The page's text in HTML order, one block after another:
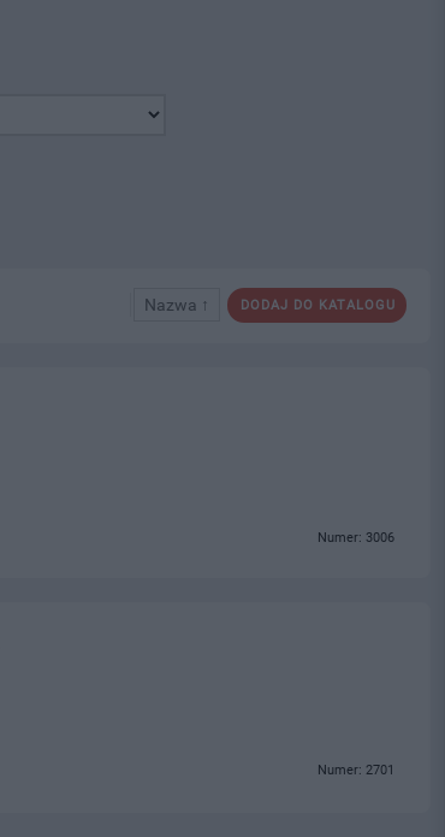
DODAJ DO KATALOGU
Nazwa ↑
Numer: 3006
Numer: 2701